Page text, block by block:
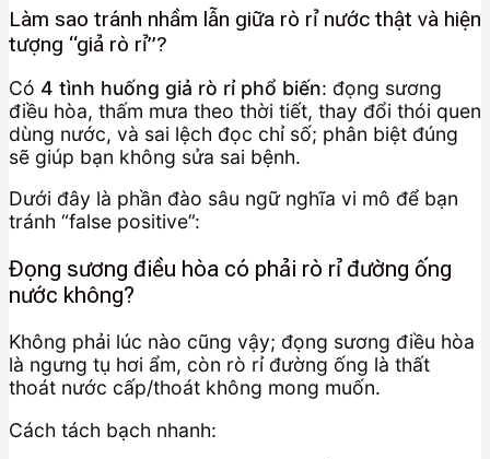
Làm sao tránh nhầm lẫn giữa rò rỉ nước thật và hiện
tượng “giả rò rỉ”?
Có 4 tình huống giả rò rỉ phổ biến: đọng sương
điều hòa, thấm mưa theo thời tiết, thay đổi thói quen
dùng nước, và sai lệch đọc chỉ số; phân biệt đúng
sẽ giúp bạn không sửa sai bệnh.
Dưới đây là phần đào sâu ngữ nghĩa vi mô để bạn
tránh “false positive”:
Đọng sương điều hòa có phải rò rỉ đường ống
nước không?
Không phải lúc nào cũng vậy; đọng sương điều hòa
là ngưng tụ hơi ẩm, còn rò rỉ đường ống là thất
thoát nước cấp/thoát không mong muốn.
Cách tách bạch nhanh: